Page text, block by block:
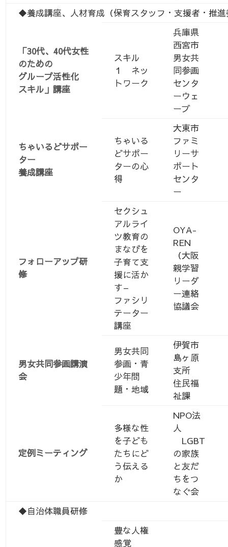
◆養成講座、人材育成（保育スタッフ・支援者・推
「30代、40代女性
のための
グループ活性化
スキル」講座
スキル
１ ネッ
トワーク
兵庫県
西宮市
男女共
同参画
センタ
ーウェ
ーブ
ちゃいるどサポー
ター
養成講座
ちゃいる
どサポー
ターの心
得
大東市
ファミ
リーサ
ポート
センタ
ー
フォローアップ研
修
セクシュ
アルライ
ツ教育の
まなびを
子育て支
援に活か
す–
ファシリ
テーター
講座
OYA-
REN
（大阪
親学習
リーダ
ー連絡
協議会
男女共同参画講演
会
男女共同
参画・青
少年問
題・地域
伊賀市
島ヶ原
支所
住民福
祉課
定例ミーティング
多様な性
を子ども
たちにど
う伝える
か
NPO法
人
LGBT
の家族
と友だ
ちをつ
なぐ会
◆自治体職員研修
豊な人権
感覚